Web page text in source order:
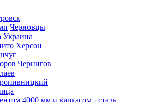
Черновцы
Украина
Херсон
Чернигов
4000 мм и каркасом - сталь